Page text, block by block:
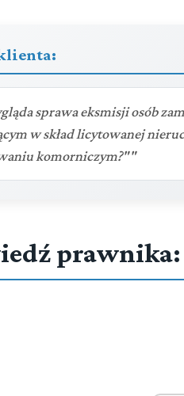
sprawa eksmisji osób
w skład licytowanej
komorniczym?""
prawnika: